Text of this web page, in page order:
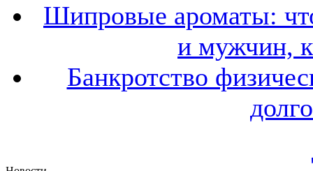
Шипровые ароматы:
и мужчин,
Банкротство